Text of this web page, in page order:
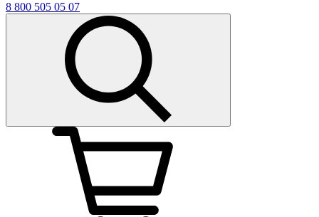
8 800 505 05 07